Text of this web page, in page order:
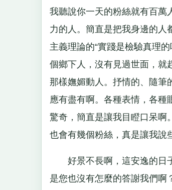
我聽說你一天的粉絲就有百萬
力的人。簡直是把我身邊的人
主義理論的“實踐是檢驗真理
個鄉下人，沒有見過世面，就
那樣嫵媚動人。抒情的、隨筆
應有盡有啊。各種表情，各種
驚奇，簡直是讓我目瞪口呆啊
也會有幾個粉絲，真是讓我說
好景不長啊，這安逸的日子
是您也沒有怎麼的答謝我們啊